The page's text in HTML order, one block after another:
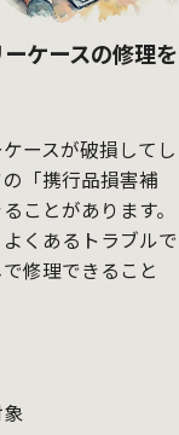
ケースの修理を
ースが破損してし
「携行品損害補
ことがあります。
くあるトラブルで
修理できること